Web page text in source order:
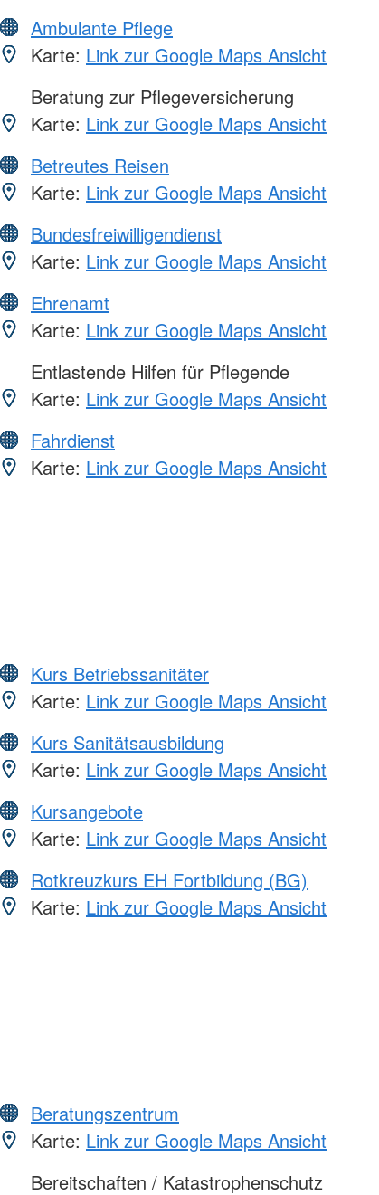
Ambulante Pflege
Karte: Link zur Google Maps Ansicht
Beratung zur Pflegeversicherung
Karte: Link zur Google Maps Ansicht
Betreutes Reisen
Karte: Link zur Google Maps Ansicht
Bundesfreiwilligendienst
Karte: Link zur Google Maps Ansicht
Ehrenamt
Karte: Link zur Google Maps Ansicht
Entlastende Hilfen für Pflegende
Karte: Link zur Google Maps Ansicht
Fahrdienst
Karte: Link zur Google Maps Ansicht
Kurs Betriebssanitäter
Karte: Link zur Google Maps Ansicht
Kurs Sanitätsausbildung
Karte: Link zur Google Maps Ansicht
Kursangebote
Karte: Link zur Google Maps Ansicht
Rotkreuzkurs EH Fortbildung (BG)
Karte: Link zur Google Maps Ansicht
Beratungszentrum
Karte: Link zur Google Maps Ansicht
Bereitschaften / Katastrophenschutz